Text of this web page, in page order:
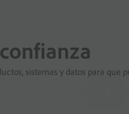
sistemas y datos para